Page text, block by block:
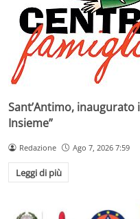
Sant’Antimo, inaugurato
Insieme”
Redazione Ago 7, 2026 7:59
Leggi di più